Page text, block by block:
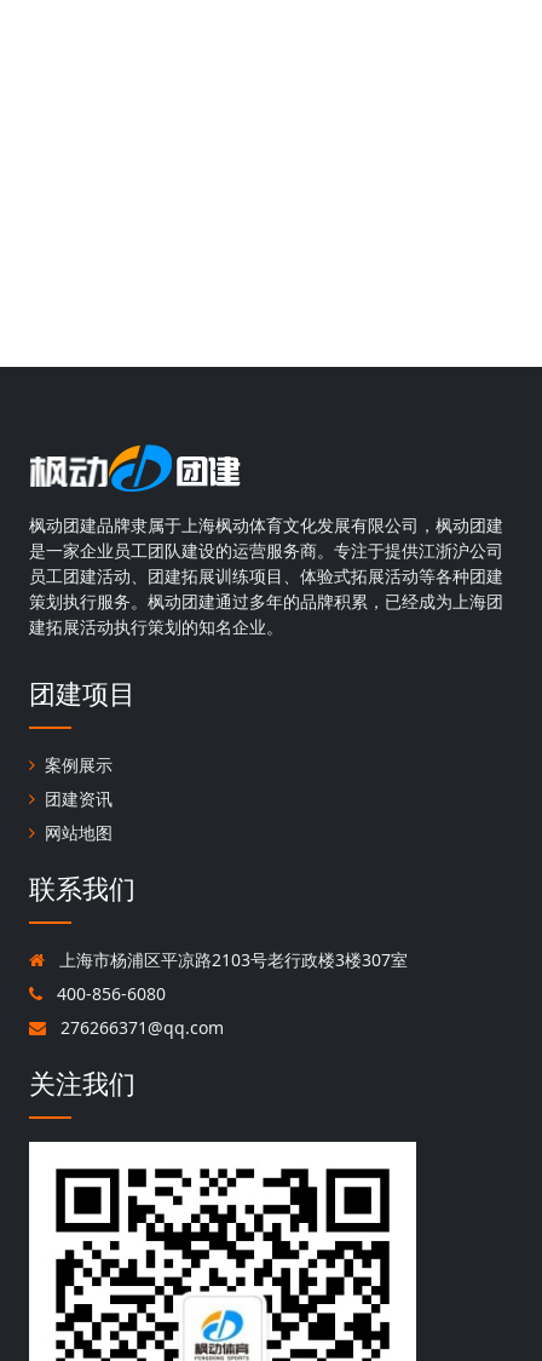
枫动团建品牌隶属于上海枫动体育文化发展有限公司，枫动团建
是一家企业员工团队建设的运营服务商。专注于提供江浙沪公司
员工团建活动、团建拓展训练项目、体验式拓展活动等各种团建
策划执行服务。枫动团建通过多年的品牌积累，已经成为上海团
建拓展活动执行策划的知名企业。
团建项目
案例展示
团建资讯
网站地图
联系我们
上海市杨浦区平凉路2103号老行政楼3楼307室
400-856-6080
276266371@qq.com
关注我们